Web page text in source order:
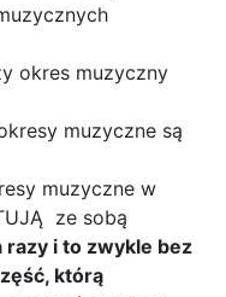
okres muzyczny
muzyczne są
muzyczne w
ze sobą
i to zwykle bez
którą